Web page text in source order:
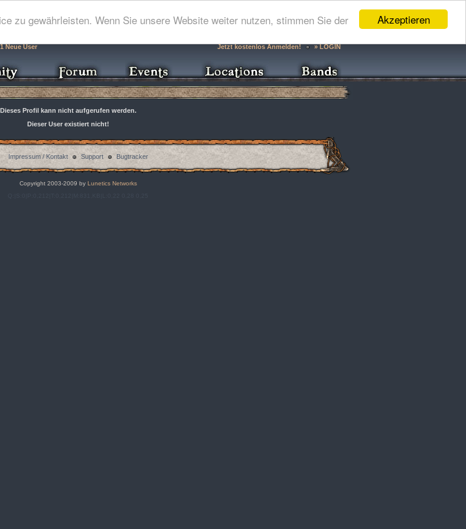
Akzeptieren
zu gewährleisten. Wenn Sie unsere Website weiter nutzen, stimmen Sie der
Neue User Jetzt kostenlos Anmelden! » LOGIN
Dieses Profil kann nicht aufgerufen werden.
Dieser User existiert nicht!
Impressum / Kontakt Support Bugtracker
Copyright 2003-2009 byLunetics Networks